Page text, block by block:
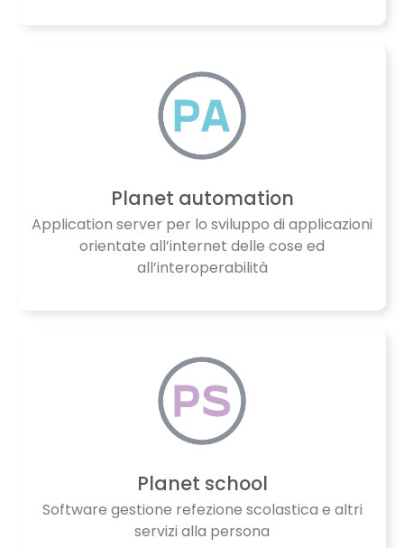
Planet automation
Application server per lo sviluppo di applicazioni
orientate all’internet delle cose ed
all’interoperabilità
Planet school
Software gestione refezione scolastica e altri
servizi alla persona